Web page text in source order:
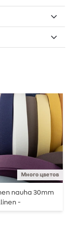
Много цветов
nauha 30mm
-